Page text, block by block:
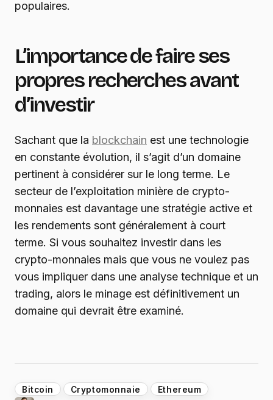
populaires.
L’importance de faire ses
propres recherches avant
d’investir
Sachant que la blockchain est une technologie
en constante évolution, il s’agit d’un domaine
pertinent à considérer sur le long terme. Le
secteur de l’exploitation minière de crypto-
monnaies est davantage une stratégie active et
les rendements sont généralement à court
terme. Si vous souhaitez investir dans les
crypto-monnaies mais que vous ne voulez pas
vous impliquer dans une analyse technique et un
trading, alors le minage est définitivement un
domaine qui devrait être examiné.
Bitcoin Cryptomonnaie Ethereum